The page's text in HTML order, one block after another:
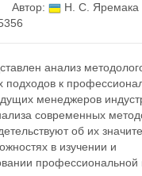
Автор:
Н. С. Яремака
анализ
подходов к
менеджеров
современных
об их
в изучении и
профессиональной